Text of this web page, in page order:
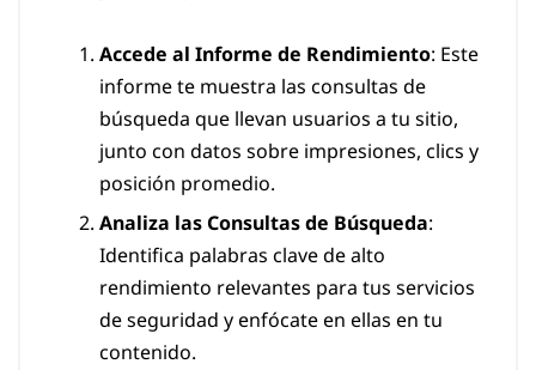
Accede al Informe de Rendimiento: Este
informe te muestra las consultas de
búsqueda que llevan usuarios a tu sitio,
junto con datos sobre impresiones, clics y
posición promedio.
Analiza las Consultas de Búsqueda:
Identifica palabras clave de alto
rendimiento relevantes para tus servicios
de seguridad y enfócate en ellas en tu
contenido.